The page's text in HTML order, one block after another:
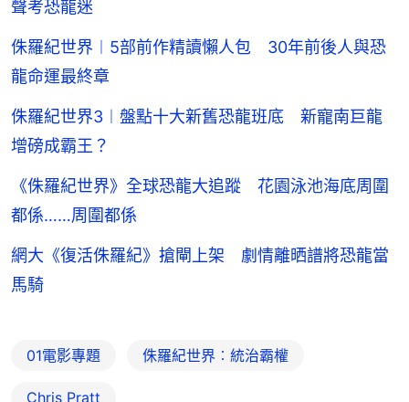
聲考恐龍迷
侏羅紀世界︱5部前作精讀懶人包 30年前後人與恐
龍命運最終章
侏羅紀世界3︱盤點十大新舊恐龍班底 新寵南巨龍
增磅成霸王？
《侏羅紀世界》全球恐龍大追蹤 花園泳池海底周圍
都係……周圍都係
網大《復活侏羅紀》搶閘上架 劇情離晒譜將恐龍當
馬騎
01電影專題 侏羅紀世界︰統治霸權
Chris Pratt